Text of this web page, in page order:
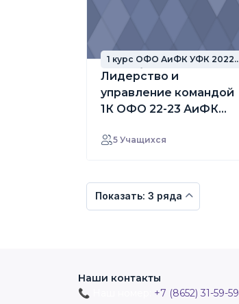
1 курс ОФО АиФК УФК 2022
год набора
Лидерство и
управление командой
1К ОФО 22-23 АиФК
5 Учащихся
Показать: 3 ряда
Наши контакты
📞 Наш номер: +7 (8652) 31-59-59